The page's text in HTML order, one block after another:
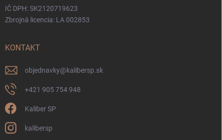
IČ DPH: SK2120719623
Zbrojná licencia: LA 002853
KONTAKT
objednavky@kalibersp.sk
+421 905 754 948
Kaliber SP
kalibersp